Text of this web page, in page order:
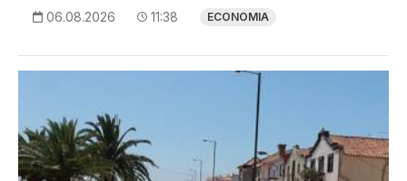
06.08.2026 11:38 ECONOMIA